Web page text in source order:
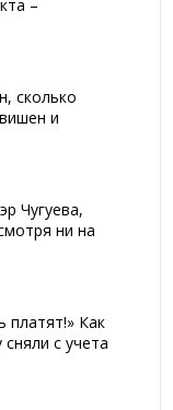
–
сколько
и
Чугуева,
ни на
платят!» Как
с учета